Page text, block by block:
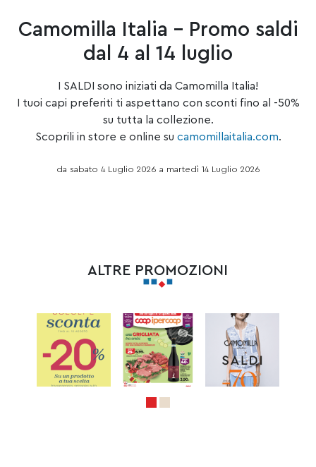
Camomilla Italia – Promo saldi
dal 4 al 14 luglio
I SALDI sono iniziati da Camomilla Italia!
I tuoi capi preferiti ti aspettano con sconti fino al -50%
su tutta la collezione.
Scoprili in store e online su camomillaitalia.com.
da sabato 4 Luglio 2026 a martedì 14 Luglio 2026
ALTRE PROMOZIONI